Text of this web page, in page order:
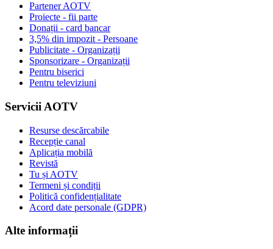
Partener AOTV
Proiecte - fii parte
Donații - card bancar
3,5% din impozit - Persoane
Publicitate - Organizații
Sponsorizare - Organizații
Pentru biserici
Pentru televiziuni
Servicii AOTV
Resurse descărcabile
Recepție canal
Aplicația mobilă
Revistă
Tu și AOTV
Termeni și condiții
Politică confidențialitate
Acord date personale (GDPR)
Alte informații